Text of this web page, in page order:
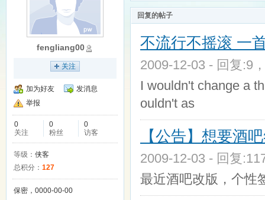
fengliang00
关注
加为好友
发消息
举报
0
关注
0
粉丝
0
访客
等级： 侠客
总积分： 127
保密，0000-00-00
回复的帖子
不流行不摇滚 一
2009-12-03 - 回复:9
I wouldn't change a
ouldn't as
【公告】想要酒
2009-12-03 - 回复
最近酒吧改版，个性